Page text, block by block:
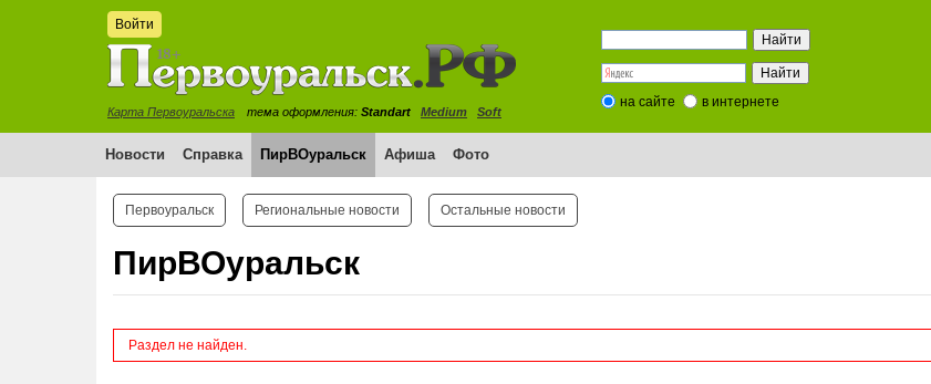
Войти
Карта Первоуральска тема оформления: Standart Medium Soft
на сайте в интернете
Новости Справка ПирВОуральск Афиша Фото
Первоуральск Региональные новости Остальные новости
ПирВОуральск
Раздел не найден.